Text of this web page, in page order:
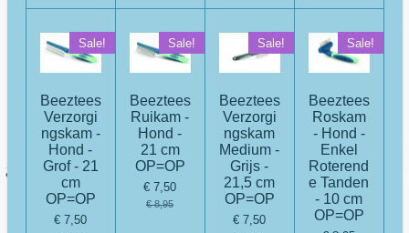
Sale!
Beeztees
Verzorgi
ngskam -
Hond -
Grof - 21
cm
OP=OP
€ 7,50
Sale!
Beeztees
Ruikam -
Hond -
21 cm
OP=OP
€ 7,50
€ 8,95
Sale!
Beeztees
Verzorgi
ngskam
Medium -
Grijs -
21,5 cm
OP=OP
€ 7,50
Sale!
Beeztees
Roskam
- Hond -
Enkel
Roterend
e Tanden
- 10 cm
OP=OP